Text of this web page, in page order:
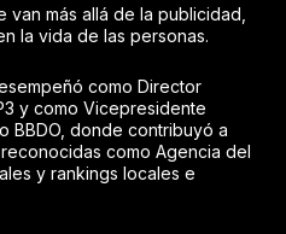
van más allá de la publicidad,
la vida de las personas.
como Director
y como Vicepresidente
BBDO, donde contribuyó a
como Agencia del
y rankings locales e